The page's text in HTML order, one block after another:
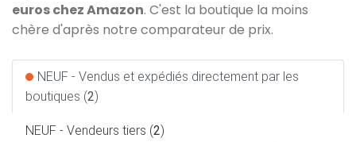
euros chez Amazon. C'est la boutique la moins
chère d'après notre comparateur de prix.
NEUF - Vendus et expédiés directement par les
boutiques (2)
NEUF - Vendeurs tiers (2)